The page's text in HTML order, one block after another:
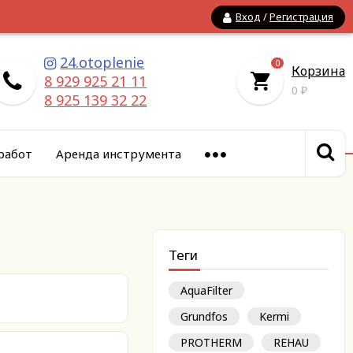
Вход /Регистрация
24.otoplenie
8 929 925 21 11
8 925 139 32 22
0 Корзина
0 ₽
Аренда инструмента
Теги
AquaFilter
Grundfos
Kermi
PROTHERM
REHAU